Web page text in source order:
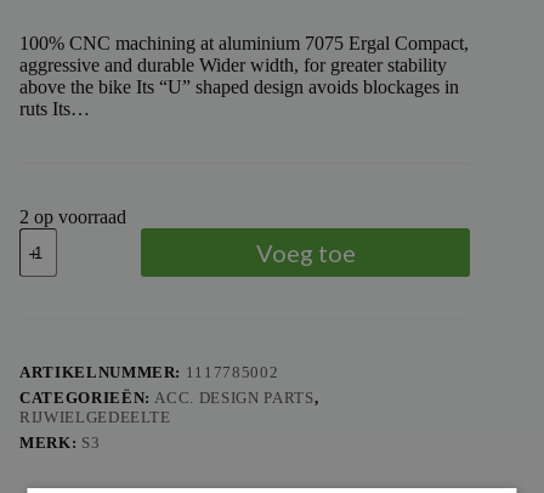
100% CNC machining at aluminium 7075 Ergal Compact,
aggressive and durable Wider width, for greater stability
above the bike Its “U” shaped design avoids blockages in
ruts Its…
2 op voorraad
S3
FOOTPEGS
KIT
Voeg toe
ARTIKELNUMMER: 1117785002
CATEGORIEËN:ACC. DESIGN PARTS,
RIJWIELGEDEELTE
MERK: S3